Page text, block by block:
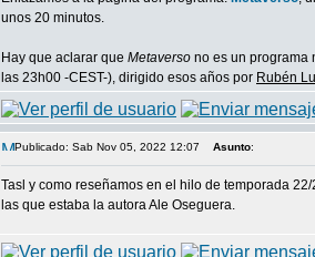
unos 20 minutos.
Hay que aclarar que Metaverso no es un programa
las 23h00 -CEST-), dirigido esos años por Rubén
Publicado: Sab Nov 05, 2022 12:07 Asunto:
Tasl y como reseñamos en el hilo de temporada
las que estaba la autora Ale Oseguera.